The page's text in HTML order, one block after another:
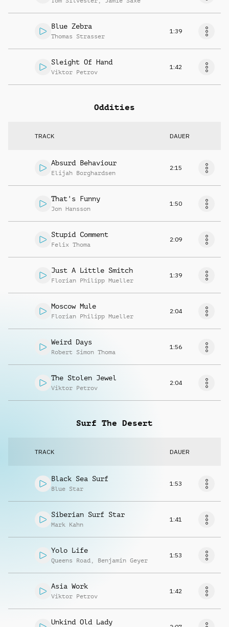
Blue Zebra
Thomas Strasser
1:39
Sleight Of Hand
Viktor Petrov
1:42
Oddities
TRACK DAUER
Absurd Behaviour
Elijah Borghardsen
2:15
That's Funny
Jon Hansson
1:50
Stupid Comment
Felix Thoma
2:09
Just A Little Smitch
Florian Philipp Mueller
1:39
Moscow Mule
Florian Philipp Mueller
2:04
Weird Days
Robert Simon Thoma
1:56
The Stolen Jewel
Viktor Petrov
2:04
Surf The Desert
TRACK DAUER
Black Sea Surf
Blue Star
1:53
Siberian Surf Star
Mark Kahn
1:41
Yolo Life
Queens Road , Benjamin Geyer
1:53
Asia Work
Viktor Petrov
1:42
Unkind Old Lady